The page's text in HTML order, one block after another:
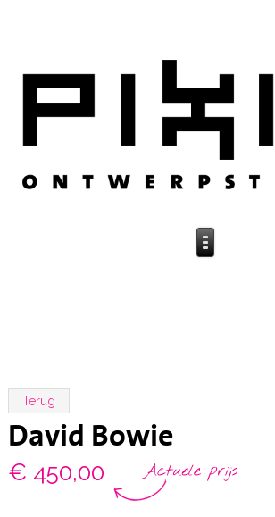
Terug
David Bowie
€ 450,00